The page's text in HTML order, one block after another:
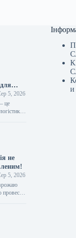
5, 2026
це
не
5, 2026
провести
и